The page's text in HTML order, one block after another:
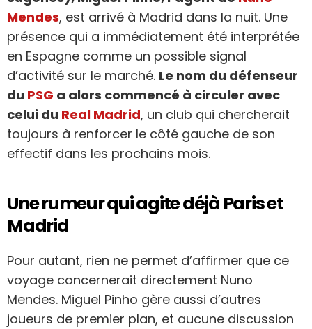
Mendes, est arrivé à Madrid dans la nuit. Une
présence qui a immédiatement été interprétée
en Espagne comme un possible signal
d’activité sur le marché. Le nom du défenseur
du PSG a alors commencé à circuler avec
celui du Real Madrid, un club qui chercherait
toujours à renforcer le côté gauche de son
effectif dans les prochains mois.
Une rumeur qui agite déjà Paris et
Madrid
Pour autant, rien ne permet d’affirmer que ce
voyage concernerait directement Nuno
Mendes. Miguel Pinho gère aussi d’autres
joueurs de premier plan, et aucune discussion